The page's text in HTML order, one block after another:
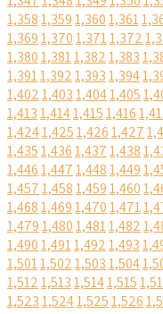
1,3581,3591,3601,361
1,3691,3701,3711,372
1,3801,3811,3821,383
1,3911,3921,3931,394
1,4021,4031,4041,405
1,4131,4141,4151,416
1,4241,4251,4261,427
1,4351,4361,4371,438
1,4461,4471,4481,449
1,4571,4581,4591,460
1,4681,4691,4701,471
1,4791,4801,4811,482
1,4901,4911,4921,493
1,5011,5021,5031,504
1,5121,5131,5141,515
1,5231,5241,5251,526